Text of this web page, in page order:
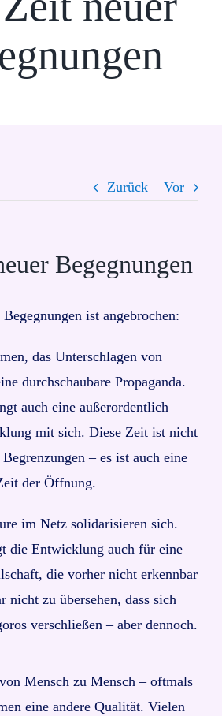
Zurück Vor
Begegnungen
ist angebrochen:
das Unterschlagen von
durchschaubare Propaganda.
auch eine außerordentlich
mit sich. Diese Zeit ist nicht
– es ist auch eine
der Öffnung.
im Netz solidarisieren sich.
die Entwicklung auch für eine
die vorher nicht erkennbar
nicht zu übersehen, dass sich
verschließen – aber dennoch.
Mensch zu Mensch – oftmals
eine andere Qualität. Vielen